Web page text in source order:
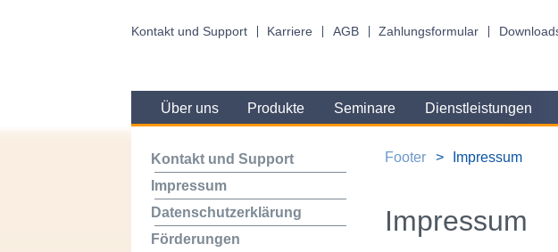
Kontakt und Support Karriere AGB Zahlungsformular
Über uns Produkte Seminare Dienstleistungen
Kontakt und Support
Impressum
Datenschutzerklärung
Förderungen
Footer Impressum
Impressum